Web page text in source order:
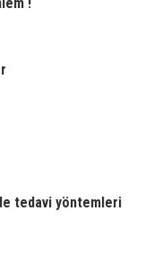
tedavi yöntemleri